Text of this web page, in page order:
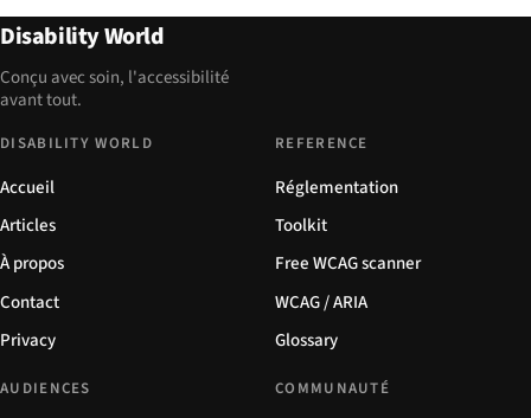
Disability World
Conçu avec soin, l'accessibilité
avant tout.
DISABILITY WORLD
Accueil
Articles
À propos
Contact
Privacy
REFERENCE
Réglementation
Toolkit
Free WCAG scanner
WCAG / ARIA
Glossary
AUDIENCES COMMUNAUTÉ